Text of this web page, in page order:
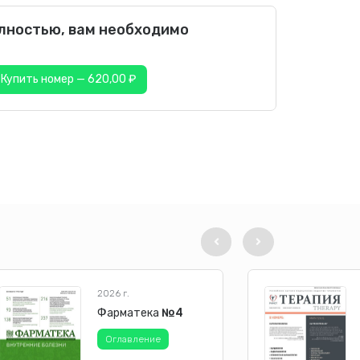
в этиологии ИСМП, составляя
значительно ниже — 23,3%. За 15 лет
стабильными, однако выявлены изменения
доли K. pneumoniae – с 11,4 до 26,7% –
19 до 10%). Доля A. baumannii возросла с
pneumoniae с 34 до 22,9% (p < 0,001) и P.
вам необходимо
Купить номер — 620,00 ₽
2026 г.
Фарматека №4
Оглавление